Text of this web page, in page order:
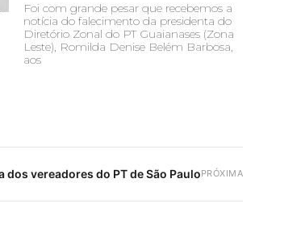
Foi com grande pesar que recebemos a
notícia do falecimento da presidenta do
Diretório Zonal do PT Guaianases (Zona
Leste), Romilda Denise Belém Barbosa,
aos
PRÓXIMA
dos vereadores do PT de São Paulo